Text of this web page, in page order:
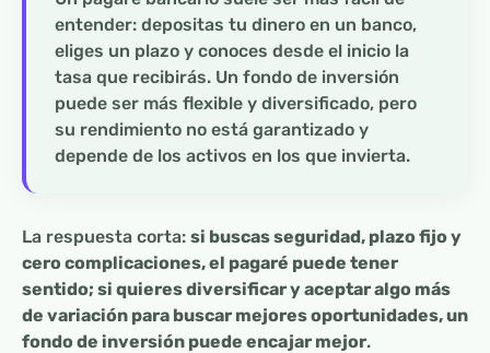
entender: depositas tu dinero en un banco,
eliges un plazo y conoces desde el inicio la
tasa que recibirás. Un fondo de inversión
puede ser más flexible y diversificado, pero
su rendimiento no está garantizado y
depende de los activos en los que invierta.
La respuesta corta: si buscas seguridad, plazo fijo y
cero complicaciones, el pagaré puede tener
sentido; si quieres diversificar y aceptar algo más
de variación para buscar mejores oportunidades, un
fondo de inversión puede encajar mejor.